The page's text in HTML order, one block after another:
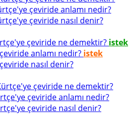
çeviride anlamı nedir?
çeviride nasıl denir?
çeviride ne demektir? istek
anlamı nedir? istek
nasıl denir?
çeviride ne demektir?
çeviride anlamı nedir?
çeviride nasıl denir?